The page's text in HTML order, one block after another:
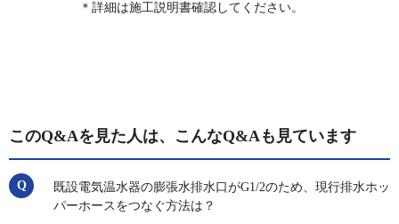
＊詳細は施工説明書確認してください。
このQ&Aを見た人は、こんなQ&Aも見ています
既設電気温水器の膨張水排水口がG1/2のため、現行排水ホッ
パーホースをつなぐ方法は？